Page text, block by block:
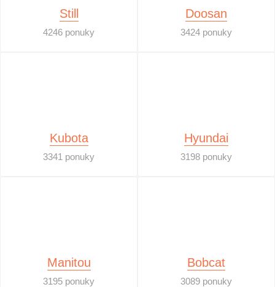
Still
4246 ponuky
Doosan
3424 ponuky
Kubota
3341 ponuky
Hyundai
3198 ponuky
Manitou
3195 ponuky
Bobcat
3089 ponuky